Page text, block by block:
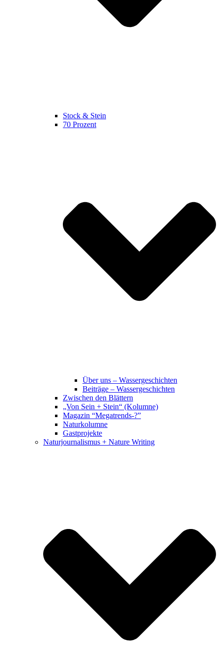
Stock & Stein
70 Prozent
Über uns – Wassergeschichten
Beiträge – Wassergeschichten
Zwischen den Blättern
„Von Sein + Stein“ (Kolumne)
Magazin “Megatrends-?”
Naturkolumne
Gastprojekte
Naturjournalismus + Nature Writing